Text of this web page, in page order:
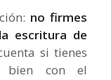
no firmes
escritura de
si tienes
bien con el